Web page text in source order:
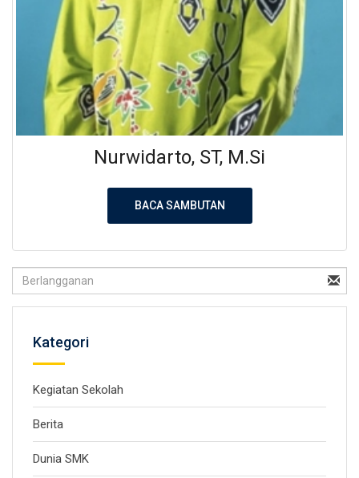
Nurwidarto, ST, M.Si
BACA SAMBUTAN
Kategori
Kegiatan Sekolah
Berita
Dunia SMK